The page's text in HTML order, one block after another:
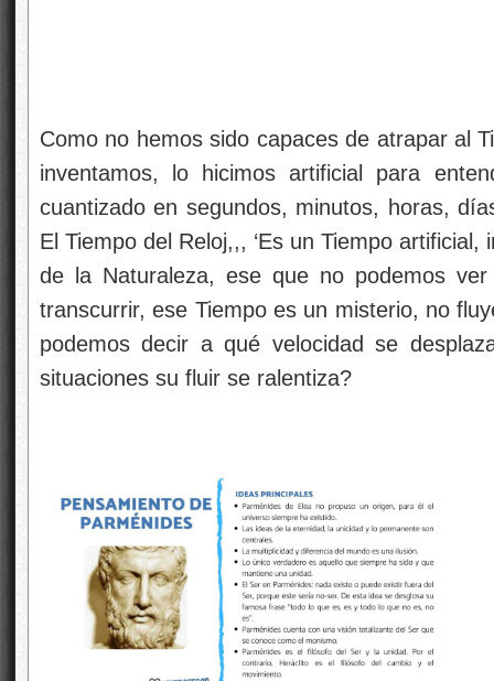
Como no hemos sido capaces de atrapar al
inventamos, lo hicimos artificial para
cuantizado en segundos, minutos, horas,
El Tiempo del Reloj,,, ‘Es un Tiempo
de la Naturaleza, ese que no podemos
transcurrir, ese Tiempo es un misterio, no
podemos decir a qué velocidad se
situaciones su fluir se ralentiza?